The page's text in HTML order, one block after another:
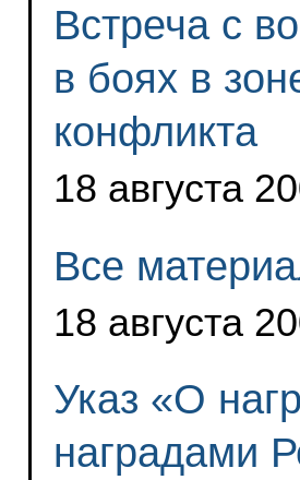
Встреча с
в боях в
конфликта
18 августа
Все
18 августа
Указ «О
наградами